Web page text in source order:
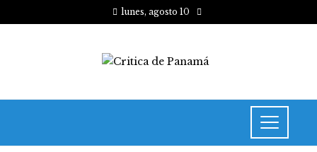
lunes, agosto 10